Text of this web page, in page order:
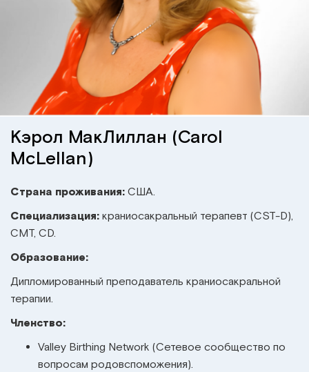
Кэрол МакЛиллан (Carol
McLellan)
Страна проживания: США.
Специализация: краниосакральный терапевт (CST-D),
CMT, CD.
Образование:
Дипломированный преподаватель краниосакральной
терапии.
Членство:
Valley Birthing Network (Сетевое сообщество по
вопросам родовспоможения).
Институт Апледжера
Институт Барраля
Прикладная кинезиология
Кинезиотейпинг
Психология, психотерапия
Реабилитация
Эстетическая медицина
Остеопатические манипуляции по
Барралю